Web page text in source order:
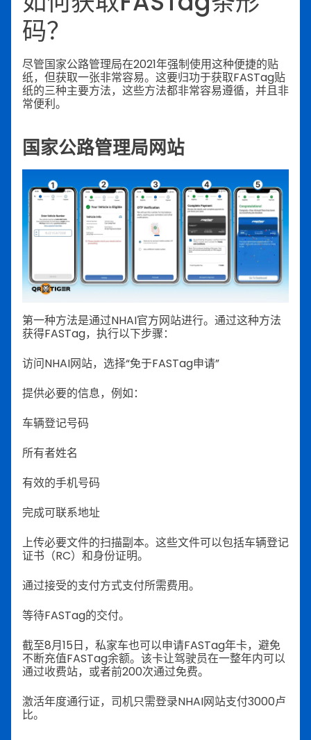
码？
尽管国家公路管理局在2021年强制使用这种便捷的贴
纸，但获取一张非常容易。这要归功于获取FASTag贴
纸的三种主要方法，这些方法都非常容易遵循，并且非
常便利。
国家公路管理局网站
第一种方法是通过NHAI官方网站进行。通过这种方法
获得FASTag，执行以下步骤：
访问NHAI网站，选择“免于FASTag申请”
提供必要的信息，例如：
车辆登记号码
所有者姓名
有效的手机号码
完成可联系地址
上传必要文件的扫描副本。这些文件可以包括车辆登记
证书（RC）和身份证明。
通过接受的支付方式支付所需费用。
等待FASTag的交付。
截至8月15日，私家车也可以申请FASTag年卡，避免
不断充值FASTag余额。该卡让驾驶员在一整年内可以
通过收费站，或者前200次通过免费。
激活年度通行证，司机只需登录NHAI网站支付3000卢
比。